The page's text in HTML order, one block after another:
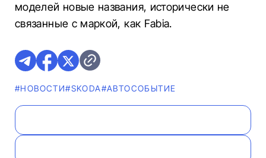
моделей новые названия, исторически не
связанные с маркой, как Fabia.
#НОВОСТИ#SKODA#АВТОСОБЫТИЕ